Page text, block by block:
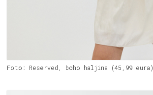
Foto: Reserved, boho haljina (45,99 eura)